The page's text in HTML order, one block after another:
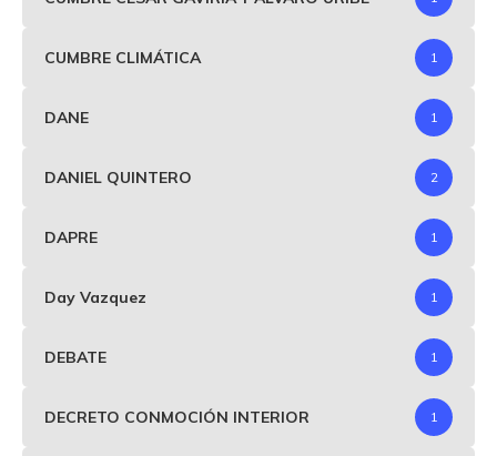
CUMBRE CLIMÁTICA 1
DANE 1
DANIEL QUINTERO 2
DAPRE 1
Day Vazquez 1
DEBATE 1
DECRETO CONMOCIÓN INTERIOR 1